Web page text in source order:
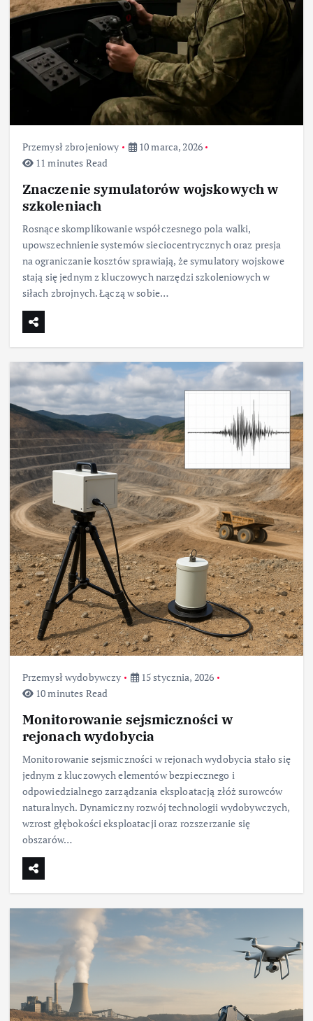
Przemysł zbrojeniowy
10 marca, 2026
11 minutes Read
Znaczenie symulatorów wojskowych w
szkoleniach
Rosnące skomplikowanie współczesnego pola walki,
upowszechnienie systemów sieciocentrycznych oraz presja
na ograniczanie kosztów sprawiają, że symulatory wojskowe
stają się jednym z kluczowych narzędzi szkoleniowych w
siłach zbrojnych. Łączą w sobie…
Przemysł wydobywczy
15 stycznia, 2026
10 minutes Read
Monitorowanie sejsmiczności w
rejonach wydobycia
Monitorowanie sejsmiczności w rejonach wydobycia stało się
jednym z kluczowych elementów bezpiecznego i
odpowiedzialnego zarządzania eksploatacją złóż surowców
naturalnych. Dynamiczny rozwój technologii wydobywczych,
wzrost głębokości eksploatacji oraz rozszerzanie się
obszarów…